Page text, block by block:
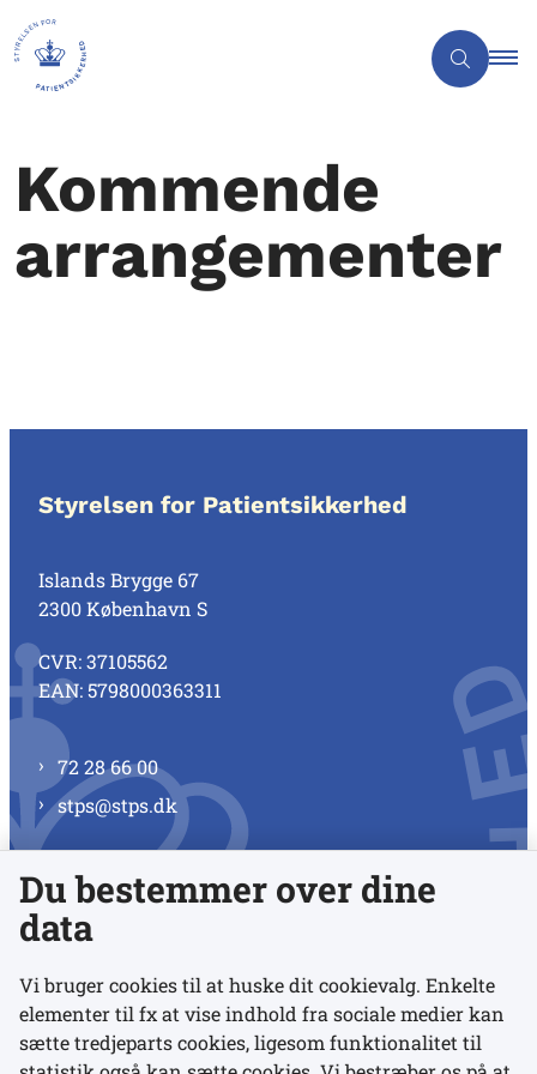
Kommende
arrangementer
Styrelsen for Patientsikkerhed
Islands Brygge 67
2300 København S
CVR: 37105562
EAN: 5798000363311
72 28 66 00
stps@stps.dk
Se alle kontaktnumre
Links
Du bestemmer over dine
data
Vi bruger cookies til at huske dit cookievalg. Enkelte
elementer til fx at vise indhold fra sociale medier kan
sætte tredjeparts cookies, ligesom funktionalitet til